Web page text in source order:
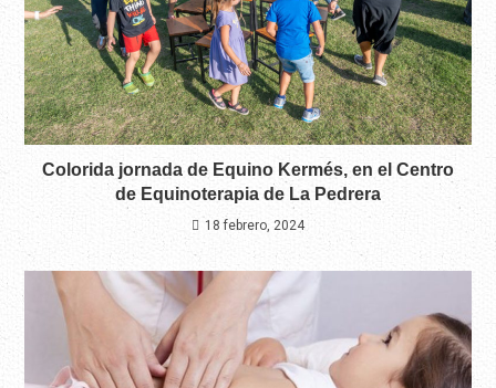
Colorida jornada de Equino Kermés, en el Centro
de Equinoterapia de La Pedrera
18 febrero, 2024